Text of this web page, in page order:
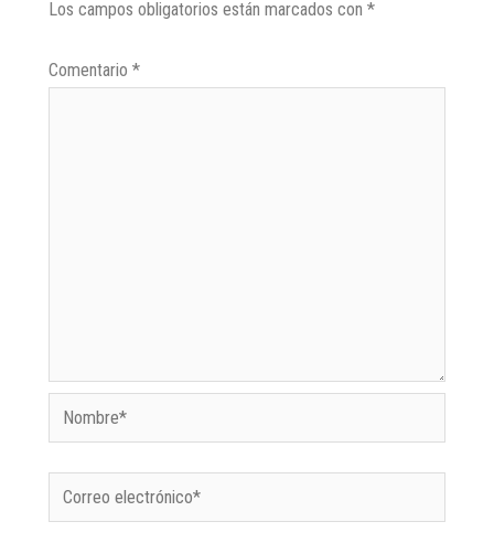
Los campos obligatorios están marcados con *
Comentario *